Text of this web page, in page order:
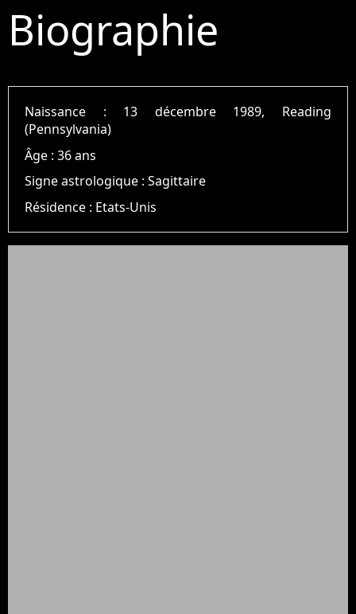
Biographie
Naissance : 13 décembre 1989, Reading
(Pennsylvania)
Âge :36 ans
Signe astrologique :Sagittaire
Résidence : Etats-Unis